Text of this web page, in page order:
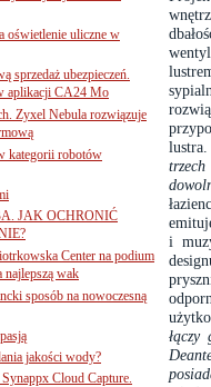
i
oświetlenie uliczne w
sprzedaż ubezpieczeń.
aplikacji CA24 Mo
Zyxel Nebula rozwiązuje
kategorii robotów
JAK OCHRONIĆ
Center na podium
wak
sposób na nowoczesną
jakości wody?
Cloud Capture.